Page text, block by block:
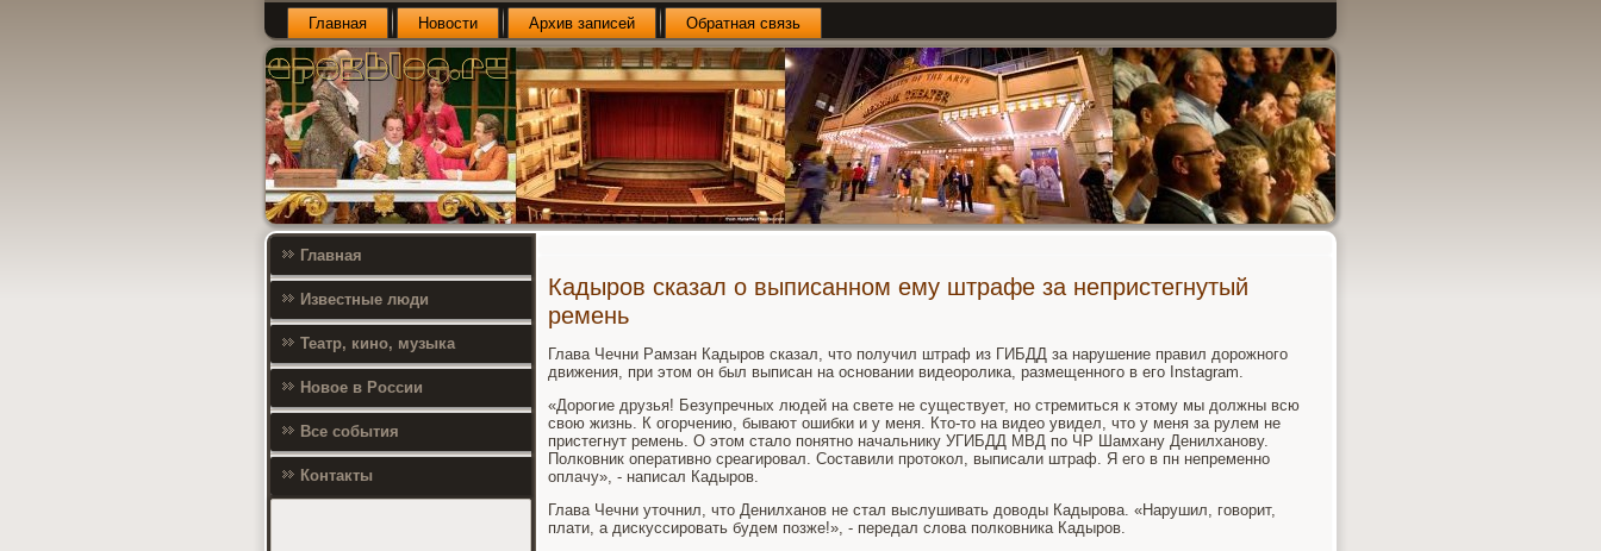
Главная Новости Архив записей Обратная связь
Главная
Известные люди
Театр, кино, музыка
Новое в России
Все события
Контакты
Кадыров сказал о выписанном ему штрафе за непристегнутый
ремень
Глава Чечни Рамзан Кадыров сказал, что получил штраф из ГИБДД за нарушение правил дорожного
движения, при этом он был выписан на основании видеоролика, размещенного в его Instagram.
«Дорогие друзья! Безупречных людей на свете не существует, но стремиться к этому мы должны всю
свою жизнь. К огорчению, бывают ошибки и у меня. Кто-то на видео увидел, что у меня за рулем не
пристегнут ремень. О этом стало понятно начальнику УГИБДД МВД по ЧР Шамхану Денилханову.
Полковник оперативно среагировал. Составили протокол, выписали штраф. Я его в пн непременно
оплачу», - написал Кадыров.
Глава Чечни уточнил, что Денилханов не стал выслушивать доводы Кадырова. «Нарушил, говорит,
плати, а дискуссировать будем позже!», - передал слова полковника Кадыров.